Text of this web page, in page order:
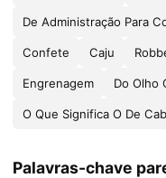
De Administração Para
Confete Caju
Engrenagem Do Olho
O Que Significa O De
Palavras-chave